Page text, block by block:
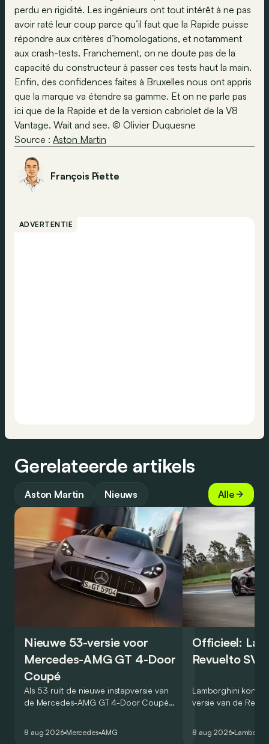
perdu en rigidité. Les ingénieurs ont tout intérêt à ne pas
avoir raté leur coup parce qu’il faut que la Rapide puisse
répondre aux critères d’homologations, et notamment
aux crash-tests. Franchement, on ne doute pas de la
capacité du constructeur à passer ces tests haut la main.
Enfin, des confidences faites à Bruxelles nous ont appris
que la marque va étendre sa gamme. Et on ne parle pas
ici que de la Rapide et de la version cabriolet de la V8
Vantage. Wait and see. © Olivier Duquesne
Source : Aston Martin
François Piette
ADVERTENTIE
Gerelateerde artikels
Aston Martin Nieuws Alle
Nieuwe 53-versie voor
Mercedes-AMG GT 4-Door
Coupé
Als 53 ruilt de nieuwe instapversie van
de Mercedes-AMG GT 4-Door Coupé
8 aug 2026 Mercedes AMG
Officieel:
Revuelto SV
Lamborghini
versie van de
een record voor
8 aug 2026